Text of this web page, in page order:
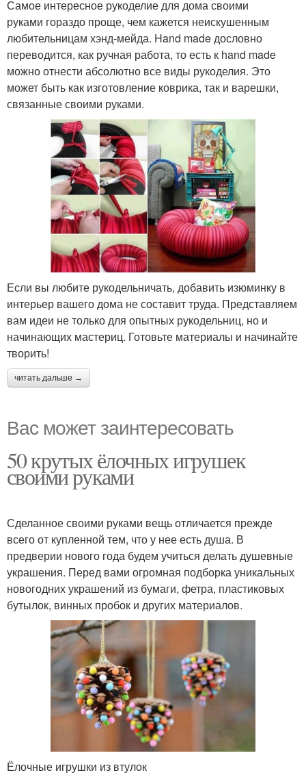
Самое интересное рукоделие для дома своими
руками гораздо проще, чем кажется неискушенным
любительницам хэнд-мейда. Hand made дословно
переводится, как ручная работа, то есть к hand made
можно отнести абсолютно все виды рукоделия. Это
может быть как изготовление коврика, так и варешки,
связанные своими руками.
Если вы любите рукодельничать, добавить изюминку в
интерьер вашего дома не составит труда. Представляем
вам идеи не только для опытных рукодельниц, но и
начинающих мастериц. Готовьте материалы и начинайте
творить!
читать дальше →
Вас может заинтересовать
50 крутых ёлочных игрушек
своими руками
Сделанное своими руками вещь отличается прежде
всего от купленной тем, что у нее есть душа. В
предверии нового года будем учиться делать душевные
украшения. Перед вами огромная подборка уникальных
новогодних украшений из бумаги, фетра, пластиковых
бутылок, винных пробок и других материалов.
Ёлочные игрушки из втулок